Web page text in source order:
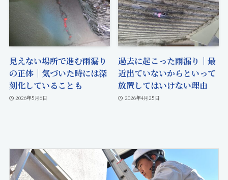
見えない場所で進む雨漏り
の正体｜気づいた時には深
刻化していることも
2026年5月6日
過去に起こった雨漏り｜最
近出ていないからといって
放置してはいけない理由
2026年4月25日